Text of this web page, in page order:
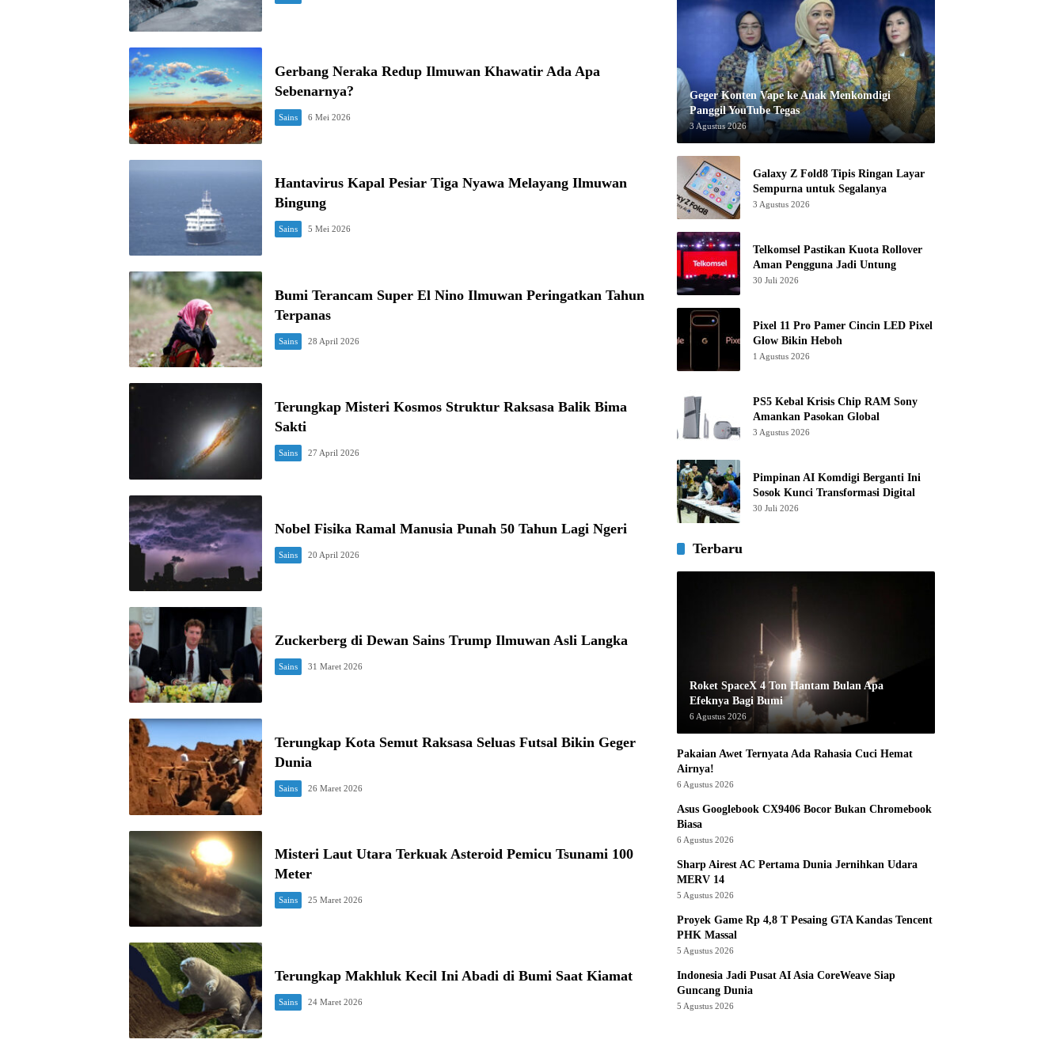
Gerbang Neraka Redup Ilmuwan Khawatir Ada Apa
Sebenarnya?
Sains 6 Mei 2026
Hantavirus Kapal Pesiar Tiga Nyawa Melayang Ilmuwan
Bingung
Sains 5 Mei 2026
Bumi Terancam Super El Nino Ilmuwan Peringatkan Tahun
Terpanas
Sains 28 April 2026
Terungkap Misteri Kosmos Struktur Raksasa Balik Bima
Sakti
Sains 27 April 2026
Nobel Fisika Ramal Manusia Punah 50 Tahun Lagi Ngeri
Sains 20 April 2026
Zuckerberg di Dewan Sains Trump Ilmuwan Asli Langka
Sains 31 Maret 2026
Terungkap Kota Semut Raksasa Seluas Futsal Bikin Geger
Dunia
Sains 26 Maret 2026
Misteri Laut Utara Terkuak Asteroid Pemicu Tsunami 100
Meter
Sains 25 Maret 2026
Terungkap Makhluk Kecil Ini Abadi di Bumi Saat Kiamat
Sains 24 Maret 2026
Geger Konten Vape ke Anak Menkomdigi
Panggil YouTube Tegas
3 Agustus 2026
Galaxy Z Fold8 Tipis Ringan Layar
Sempurna untuk Segalanya
3 Agustus 2026
Telkomsel Pastikan Kuota Rollover
Aman Pengguna Jadi Untung
30 Juli 2026
Pixel 11 Pro Pamer Cincin LED Pixel
Glow Bikin Heboh
1 Agustus 2026
PS5 Kebal Krisis Chip RAM Sony
Amankan Pasokan Global
3 Agustus 2026
Pimpinan AI Komdigi Berganti Ini
Sosok Kunci Transformasi Digital
30 Juli 2026
Terbaru
Roket SpaceX 4 Ton Hantam Bulan Apa
Efeknya Bagi Bumi
6 Agustus 2026
Pakaian Awet Ternyata Ada Rahasia Cuci Hemat
Airnya!
6 Agustus 2026
Asus Googlebook CX9406 Bocor Bukan Chromebook
Biasa
6 Agustus 2026
Sharp Airest AC Pertama Dunia Jernihkan Udara
MERV 14
5 Agustus 2026
Proyek Game Rp 4,8 T Pesaing GTA Kandas Tencent
PHK Massal
5 Agustus 2026
Indonesia Jadi Pusat AI Asia CoreWeave Siap
Guncang Dunia
5 Agustus 2026